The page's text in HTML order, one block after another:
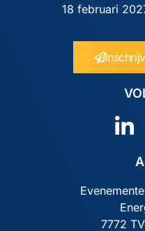
18 februari
7772